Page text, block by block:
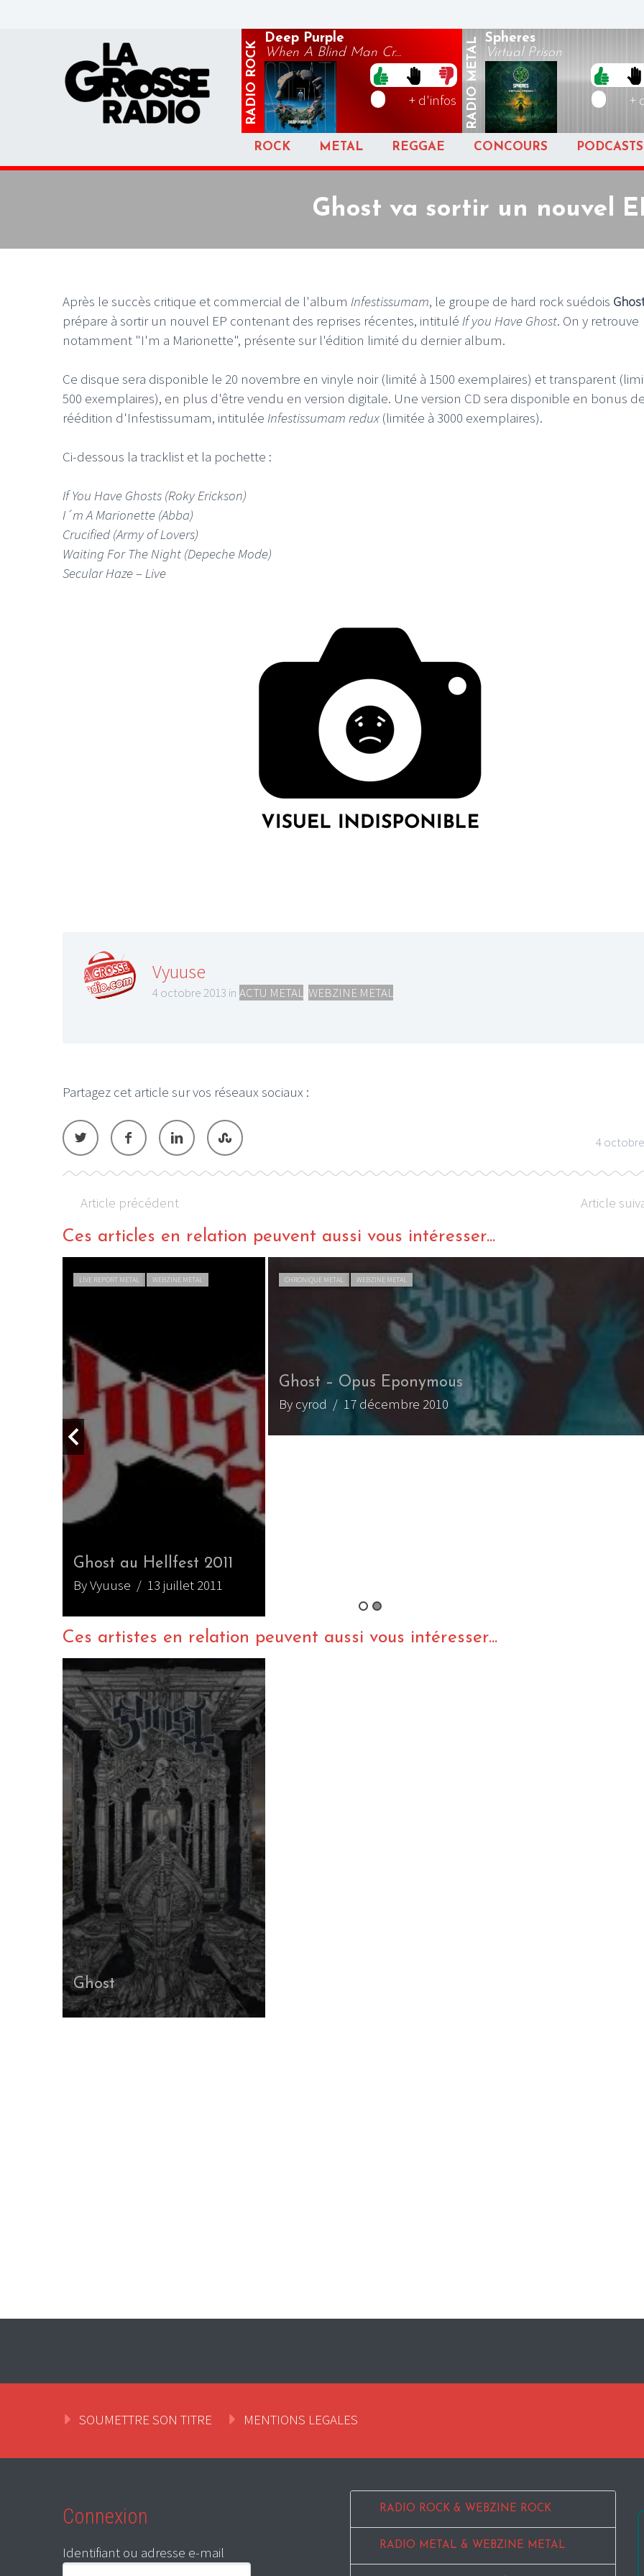
RADIO
ROCK
Deep Purple
When A Blind Man Cr...
+ d'infos RADIO
METAL Spheres
Virtual Prison
+
ROCK METAL REGGAE CONCOURS PODCASTS
Ghost va sortir un nouvel
Après le succès critique et commercial de l'album Infestissumam, le groupe de hard rock suédois
prépare à sortir un nouvel EP contenant des reprises récentes, intitulé If you Have Ghost. On y retrouve
notamment "I'm a Marionette", présente sur l'édition limité du dernier album.
Ce disque sera disponible le 20 novembre en vinyle noir (limité à 1500 exemplaires) et transparent
500 exemplaires), en plus d'être vendu en version digitale. Une version CD sera disponible en bonus
réédition d'Infestissumam, intitulée Infestissumam redux(limitée à 3000 exemplaires).
Ci-dessous la tracklist et la pochette :
If You Have Ghosts (Roky Erickson)
I´m A Marionette (Abba)
Crucified (Army of Lovers)
Waiting For The Night (Depeche Mode)
Secular Haze – Live
Vyuuse
4 octobre 2013 in ACTU METAL WEBZINE METAL
Partagez cet article sur vos réseaux sociaux :
4
Article précédent Article
Ces articles en relation peuvent aussi vous intéresser...
LIVE REPORT METAL WEBZINE METAL
Ghost au Hellfest 2011
By Vyuuse / 13 juillet 2011
CHRONIQUE METAL WEBZINE METAL
Ghost – Opus Eponymous
By cyrod / 17 décembre 2010
Ces artistes en relation peuvent aussi vous intéresser...
Ghost
LE GROS RIFFIFI –
SOUMETTRE SON TITRE MENTIONS LEGALES
Connexion
Identifiant ou adresse e-mail
RADIO ROCK & WEBZINE ROCK
RADIO METAL & WEBZINE METAL